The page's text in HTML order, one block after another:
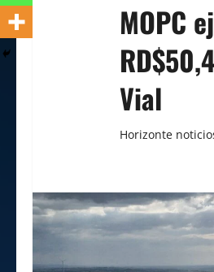
MOPC
Vial
Horizonte